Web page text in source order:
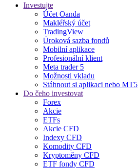
Investujte
Účet Oanda
Makléřský účet
TradingView
Úroková sazba fondů
Mobilní aplikace
Profesionální klient
Meta trader 5
Možnosti vkladu
Stáhnout si aplikaci nebo MT5
Do čeho investovat
Forex
Akcie
ETFs
Akcie CFD
Indexy CFD
Komodity CFD
Kryptoměny CFD
ETF fondy CFD